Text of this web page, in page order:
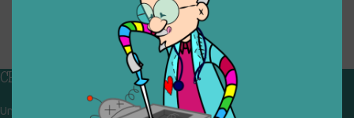
CHI SIAMO
Un gruppo di volontari che sognano di diventare un centro del riuso e